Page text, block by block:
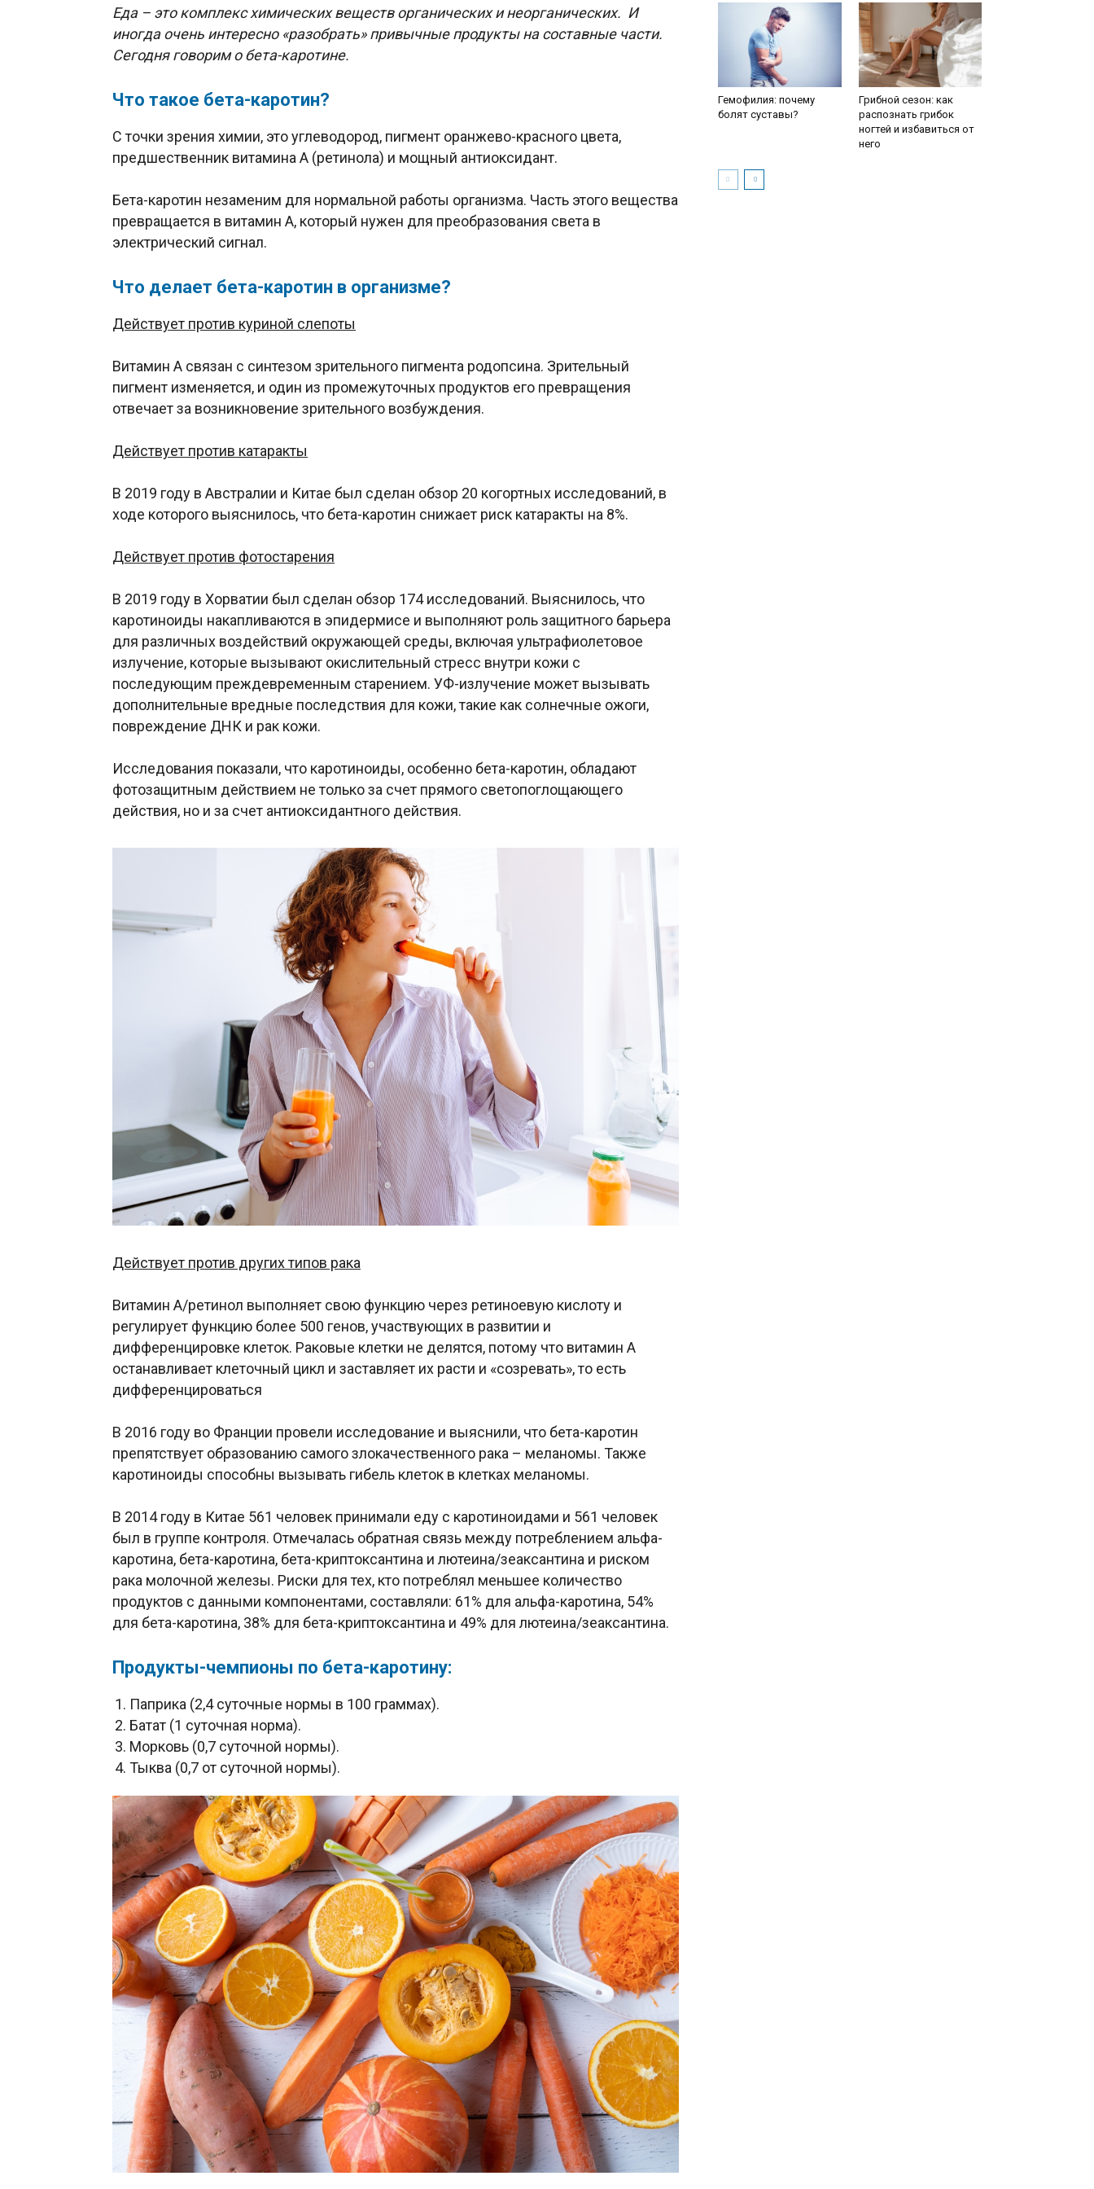
Еда – это комплекс химических веществ органических и неорганических. И
иногда очень интересно «разобрать» привычные продукты на составные части.
Сегодня говорим о бета-каротине.
Что такое бета-каротин?
С точки зрения химии, это углеводород, пигмент оранжево-красного цвета,
предшественник витамина А (ретинола) и мощный антиоксидант.
Бета-каротин незаменим для нормальной работы организма. Часть этого вещества
превращается в витамин А, который нужен для преобразования света в
электрический сигнал.
Что делает бета-каротин в организме?
Действует против куриной слепоты
Витамин А связан с синтезом зрительного пигмента родопсина. Зрительный
пигмент изменяется, и один из промежуточных продуктов его превращения
отвечает за возникновение зрительного возбуждения.
Действует против катаракты
В 2019 году в Австралии и Китае был сделан обзор 20 когортных исследований, в
ходе которого выяснилось, что бета-каротин снижает риск катаракты на 8%.
Действует против фотостарения
В 2019 году в Хорватии был сделан обзор 174 исследований. Выяснилось, что
каротиноиды накапливаются в эпидермисе и выполняют роль защитного барьера
для различных воздействий окружающей среды, включая ультрафиолетовое
излучение, которые вызывают окислительный стресс внутри кожи с
последующим преждевременным старением. УФ-излучение может вызывать
дополнительные вредные последствия для кожи, такие как солнечные ожоги,
повреждение ДНК и рак кожи.
Исследования показали, что каротиноиды, особенно бета-каротин, обладают
фотозащитным действием не только за счет прямого светопоглощающего
действия, но и за счет антиоксидантного действия.
Действует против других типов рака
Витамин А/ретинол выполняет свою функцию через ретиноевую кислоту и
регулирует функцию более 500 генов, участвующих в развитии и
дифференцировке клеток. Раковые клетки не делятся, потому что витамин А
останавливает клеточный цикл и заставляет их расти и «созревать», то есть
дифференцироваться
В 2016 году во Франции провели исследование и выяснили, что бета-каротин
препятствует образованию самого злокачественного рака – меланомы. Также
каротиноиды способны вызывать гибель клеток в клетках меланомы.
В 2014 году в Китае 561 человек принимали еду с каротиноидами и 561 человек
был в группе контроля. Отмечалась обратная связь между потреблением альфа-
каротина, бета-каротина, бета-криптоксантина и лютеина/зеаксантина и риском
рака молочной железы. Риски для тех, кто потреблял меньшее количество
продуктов с данными компонентами, составляли: 61% для альфа-каротина, 54%
для бета-каротина, 38% для бета-криптоксантина и 49% для лютеина/зеаксантина.
Продукты-чемпионы по бета-каротину:
Паприка (2,4 суточные нормы в 100 граммах).
Батат (1 суточная норма).
Морковь (0,7 суточной нормы).
Тыква (0,7 от суточной нормы).
Гемофилия: почему
болят суставы?
Грибной сезон: как
распознать грибок
ногтей и избавиться от
него